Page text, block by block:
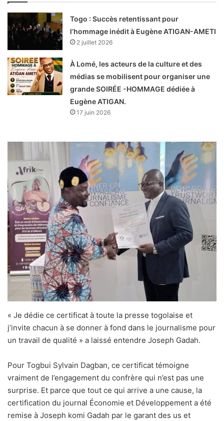
Togo : Succès retentissant pour
l’hommage inédit à Eugène ATIGAN-AMETI
2 juillet 2026
À Lomé, les acteurs de la culture et des
médias se mobilisent pour organiser une
grande SOIRÉE -HOMMAGE dédiée à
Eugène ATIGAN.
17 juin 2026
« Je dédie ce certificat à toute la presse togolaise et
j’invite chacun à se donner à fond dans le journalisme pour
un travail de qualité » a laissé entendre Joseph Gadah.
Pour Togbui Sylvain Dagban, ce certificat témoigne
vraiment de l’engagement du confrère qui n’est pas une
surprise. Et parce que tout ce qui arrive a une cause, la
certification du journal Économie et Développement a été
remise à Joseph komi Gadah par le garant des us et